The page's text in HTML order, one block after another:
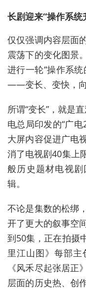
长剧迎来“操作系统
仅仅强调内容层面
震荡下的变化图景
进行一轮“操作系
——变长、变快，向
所谓“变长”，就是
电总局印发的“广
大屏内容促进广电
消了电视剧40集上
般历史题材电视剧
辑。
不论是集数的松绑
开了更大的叙事空
到50集，正在拍摄
里江山图》每部
《风禾尽起张居正
层面的历史热、创